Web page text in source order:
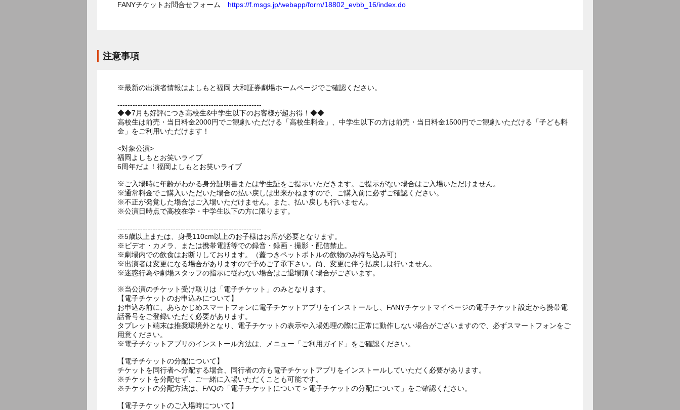
FANYチケットお問合せフォーム https://f.msgs.jp/webapp/form/18802_evbb_16/index.do
注意事項
※最新の出演者情報はよしもと福岡 大和証券劇場ホームページでご確認ください。
---------------------------------------------------------
◆◆7月も好評につき高校生&中学生以下のお客様が超お得！◆◆
高校生は前売・当日料金2000円でご観劇いただける「高校生料金」、中学生以下の方は前売・当日料金1500円でご観劇いただける「子ども料
金」をご利用いただけます！
<対象公演>
福岡よしもとお笑いライブ
6周年だよ！福岡よしもとお笑いライブ
※ご入場時に年齢がわかる身分証明書または学生証をご提示いただきます。ご提示がない場合はご入場いただけません。
※通常料金でご購入いただいた場合の払い戻しは出来かねますので、ご購入前に必ずご確認ください。
※不正が発覚した場合はご入場いただけません。また、払い戻しも行いません。
※公演日時点で高校在学・中学生以下の方に限ります。
---------------------------------------------------------
※5歳以上または、身長110cm以上のお子様はお席が必要となります。
※ビデオ・カメラ、または携帯電話等での録音・録画・撮影・配信禁止。
※劇場内での飲食はお断りしております。（蓋つきペットボトルの飲物のみ持ち込み可）
※出演者は変更になる場合がありますので予めご了承下さい。尚、変更に伴う払戻しは行いません。
※当公演のチケット受け取りは「電子チケット」のみとなります。
【電子チケットのお申込みについて】
お申込み前に、あらかじめスマートフォンに電子チケットアプリをインストールし、FANYチケットマイページの電子チケット設定から携帯電
話番号をご登録いただく必要があります。
タブレット端末は推奨環境外となり、電子チケットの表示や入場処理の際に正常に動作しない場合がございますので、必ずスマートフォンをご
用意ください。
※電子チケットアプリのインストール方法は、メニュー「ご利用ガイド」をご確認ください。
【電子チケットの分配について】
チケットを同行者へ分配する場合、同行者の方も電子チケットアプリをインストールしていただく必要があります。
※チケットを分配せず、ご一緒に入場いただくことも可能です。
※チケットの分配方法は、FAQの「電子チケットについて＞電子チケットの分配について」をご確認ください。
【電子チケットのご入場時について】